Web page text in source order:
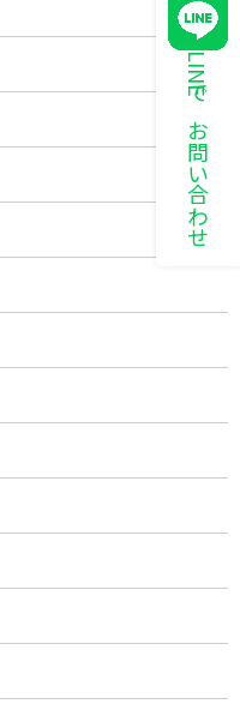
LINEでお問い合わせ